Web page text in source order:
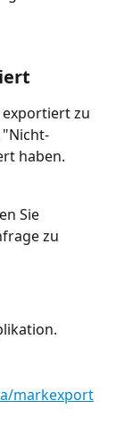
exportiert zu
haben.
Sie
zu
markexport